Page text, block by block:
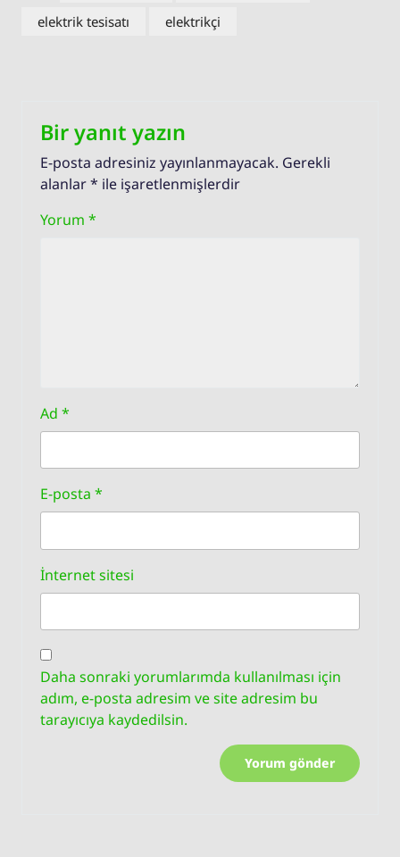
elektrik tesisatı
elektrikçi
Bir yanıt yazın
E-posta adresiniz yayınlanmayacak. Gerekli
alanlar* ile işaretlenmişlerdir
Yorum *
Ad *
E-posta *
İnternet sitesi
Daha sonraki yorumlarımda kullanılması için
adım, e-posta adresim ve site adresim bu
tarayıcıya kaydedilsin.